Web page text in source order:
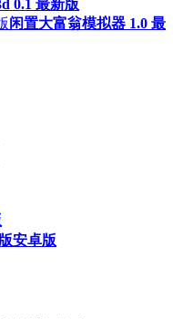
0.1 最新版
闲置大富翁模拟器 1.0 最
安卓版